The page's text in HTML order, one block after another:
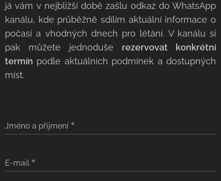
já vám v nejbližší době zašlu odkaz do WhatsApp
kanálu, kde průběžně sdílím aktuální informace o
počasí a vhodných dnech pro létání. V kanálu si
pak můžete jednoduše rezervovat konkrétní
termín podle aktuálních podmínek a dostupných
míst.
Jméno a příjmení
E-mail